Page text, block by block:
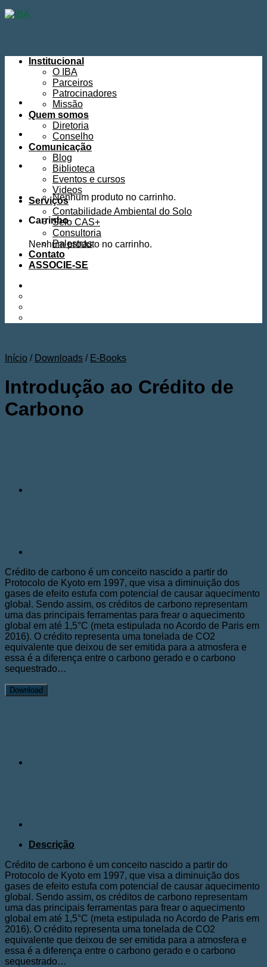
Skip
to
Nenhum produto no carrinho.
Carrinho
Nenhum produto no carrinho.
Institucional
O IBA
Parceiros
Patrocinadores
Missão
Quem somos
Diretoria
Conselho
Comunicação
Blog
Biblioteca
Eventos e cursos
Videos
Serviços
Contabilidade Ambiental do Solo
Selo CAS+
Consultoria
Palestras
Contato
ASSOCIE-SE
Início / Downloads / E-Books
Introdução ao Crédito de
Carbono
Crédito de carbono é um conceito nascido a partir do
Protocolo de Kyoto em 1997, que visa a diminuição dos
gases de efeito estufa com potencial de causar aquecimento
global. Sendo assim, os créditos de carbono representam
uma das principais ferramentas para frear o aquecimento
global em até 1,5°C (meta estipulada no Acordo de Paris em
2016). O crédito representa uma tonelada de CO2
equivalente que deixou de ser emitida para a atmosfera e
essa é a diferença entre o carbono gerado e o carbono
sequestrado…
Download
Descrição
Crédito de carbono é um conceito nascido a partir do
Protocolo de Kyoto em 1997, que visa a diminuição dos
gases de efeito estufa com potencial de causar aquecimento
global. Sendo assim, os créditos de carbono representam
uma das principais ferramentas para frear o aquecimento
global em até 1,5°C (meta estipulada no Acordo de Paris em
2016). O crédito representa uma tonelada de CO2
equivalente que deixou de ser emitida para a atmosfera e
essa é a diferença entre o carbono gerado e o carbono
sequestrado…